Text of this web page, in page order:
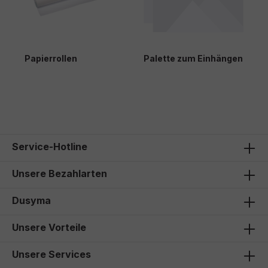
Papierrollen Palette zum Einhängen
Service-Hotline
Unsere Bezahlarten
Dusyma
Unsere Vorteile
Unsere Services